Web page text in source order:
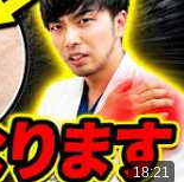
18:21